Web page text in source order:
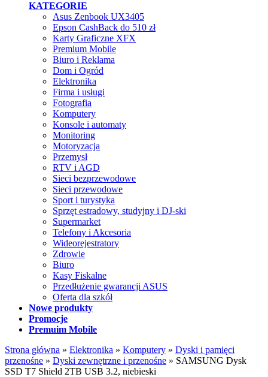
KATEGORIE
Asus Zenbook UX3405
Epson CashBack do 510 zł
Karty Graficzne XFX
Premium Mobile
Biuro i Reklama
Dom i Ogród
Elektronika
Firma i usługi
Fotografia
Komputery
Konsole i automaty
Monitoring
Motoryzacja
Przemysł
RTV i AGD
Sieci bezprzewodowe
Sieci przewodowe
Sport i turystyka
Sprzęt estradowy, studyjny i DJ-ski
Supermarket
Telefony i Akcesoria
Wideorejestratory
Zdrowie
Biuro
Kasy Fiskalne
Przedłużenie gwarancji ASUS
Oferta dla szkół
Nowe produkty
Promocje
Premuim Mobile
Strona główna » Elektronika » Komputery » Dyski i pamięci
przenośne » Dyski zewnętrzne i przenośne » SAMSUNG Dysk
SSD T7 Shield 2TB USB 3.2, niebieski